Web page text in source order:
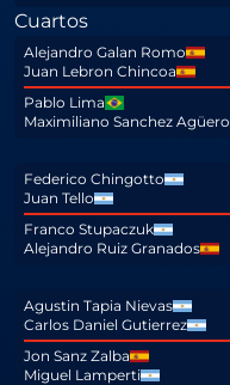
Cuartos
Alejandro Galan Romo
Juan Lebron Chincoa
Pablo Lima
Maximiliano Sanchez Agüero
Federico Chingotto
Juan Tello
Franco Stupaczuk
Alejandro Ruiz Granados
Agustin Tapia Nievas
Carlos Daniel Gutierrez
Jon Sanz Zalba
Miguel Lamperti